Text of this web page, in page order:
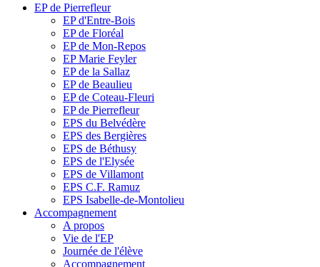
EP de Pierrefleur
EP d'Entre-Bois
EP de Floréal
EP de Mon-Repos
EP Marie Feyler
EP de la Sallaz
EP de Beaulieu
EP de Coteau-Fleuri
EP de Pierrefleur
EPS du Belvédère
EPS des Bergières
EPS de Béthusy
EPS de l'Elysée
EPS de Villamont
EPS C.F. Ramuz
EPS Isabelle-de-Montolieu
Accompagnement
A propos
Vie de l'EP
Journée de l'élève
Accompagnement